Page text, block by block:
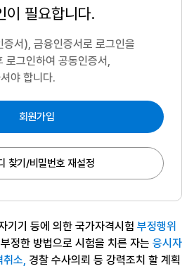
이 필요합니다.
서), 금융인증서로 로그인을
로그인하여 공동인증서,
야 합니다.
회원가입
찾기/비밀번호 재설정
기기 등에 의한 국가자격시험 부정행위
정한 방법으로 시험을 치른 자는 응시자
취소, 경찰 수사의뢰 등 강력조치 할 계획